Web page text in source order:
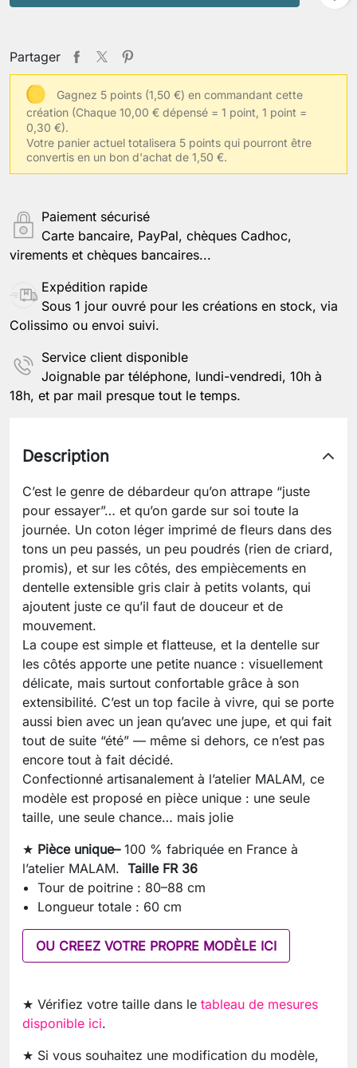
Partager
Gagnez 5 points (1,50 €) en commandant cette
création (Chaque 10,00 € dépensé = 1 point, 1 point =
0,30 €).
Votre panier actuel totalisera 5 points qui pourront être
convertis en un bon d'achat de 1,50 €.
Paiement sécurisé
Carte bancaire, PayPal, chèques Cadhoc,
virements et chèques bancaires...
Expédition rapide
Sous 1 jour ouvré pour les créations en stock, via
Colissimo ou envoi suivi.
Service client disponible
Joignable par téléphone, lundi-vendredi, 10h à
18h, et par mail presque tout le temps.
Description
C’est le genre de débardeur qu’on attrape “juste
pour essayer”… et qu’on garde sur soi toute la
journée. Un coton léger imprimé de fleurs dans des
tons un peu passés, un peu poudrés (rien de criard,
promis), et sur les côtés, des empiècements en
dentelle extensible gris clair à petits volants, qui
ajoutent juste ce qu’il faut de douceur et de
mouvement.
La coupe est simple et flatteuse, et la dentelle sur
les côtés apporte une petite nuance : visuellement
délicate, mais surtout confortable grâce à son
extensibilité. C’est un top facile à vivre, qui se porte
aussi bien avec un jean qu’avec une jupe, et qui fait
tout de suite “été” — même si dehors, ce n’est pas
encore tout à fait décidé.
Confectionné artisanalement à l’atelier MALAM, ce
modèle est proposé en pièce unique : une seule
taille, une seule chance… mais jolie
★ Pièce unique– 100 % fabriquée en France à
l’atelier MALAM. Taille FR 36
Tour de poitrine : 80–88 cm
Longueur totale : 60 cm
OU CREEZ VOTRE PROPRE MODÈLE ICI
★ Vérifiez votre taille dans le tableau de mesures
disponible ici.
★ Si vous souhaitez une modification du modèle,